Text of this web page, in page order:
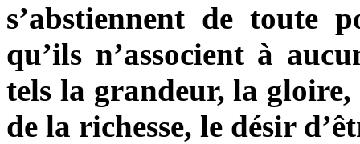
s’abstiennent de toute
qu’ils n’associent à
tels la grandeur, la
de la richesse, le désir